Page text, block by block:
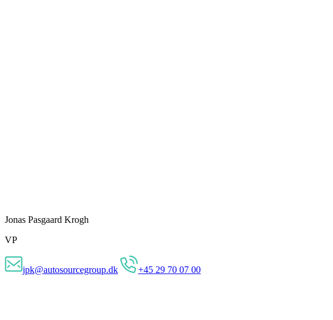
Jonas Pasgaard Krogh
VP
jpk@autosourcegroup.dk +45 29 70 07 00